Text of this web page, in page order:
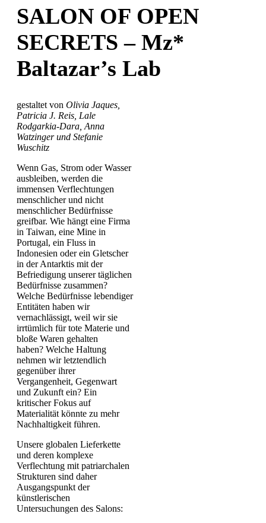
SALON OF OPEN
SECRETS – Mz*
Baltazar’s Lab
gestaltet von Olivia Jaques,
Patricia J. Reis, Lale
Rodgarkia-Dara, Anna
Watzinger und Stefanie
Wuschitz
Wenn Gas, Strom oder Wasser
ausbleiben, werden die
immensen Verflechtungen
menschlicher und nicht
menschlicher Bedürfnisse
greifbar. Wie hängt eine Firma
in Taiwan, eine Mine in
Portugal, ein Fluss in
Indonesien oder ein Gletscher
in der Antarktis mit der
Befriedigung unserer täglichen
Bedürfnisse zusammen?
Welche Bedürfnisse lebendiger
Entitäten haben wir
vernachlässigt, weil wir sie
irrtümlich für tote Materie und
bloße Waren gehalten
haben? Welche Haltung
nehmen wir letztendlich
gegenüber ihrer
Vergangenheit, Gegenwart
und Zukunft ein? Ein
kritischer Fokus auf
Materialität könnte zu mehr
Nachhaltigkeit führen.
Unsere globalen Lieferkette
und deren komplexe
Verflechtung mit patriarchalen
Strukturen sind daher
Ausgangspunkt der
künstlerischen
Untersuchungen des Salons: